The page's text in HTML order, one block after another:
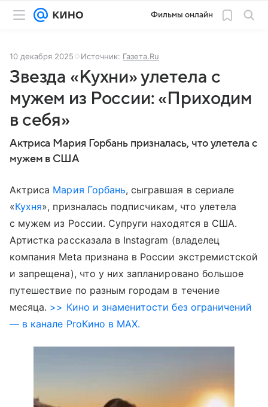
Фильмы онлайн
10 декабря 2025 Источник: Газета.Ru
Звезда «Кухни» улетела с
мужем из России: «Приходим
в себя»
Актриса Мария Горбань призналась, что улетела с
мужем в США
Актриса Мария Горбань, сыгравшая в сериале
«Кухня», призналась подписчикам, что улетела
с мужем из России. Супруги находятся в США.
Артистка рассказала в Instagram (владелец
компания Meta признана в России экстремистской
и запрещена), что у них запланировано большое
путешествие по разным городам в течение
месяца. >> Кино и знаменитости без ограничений
— в канале ProКино в MAX.